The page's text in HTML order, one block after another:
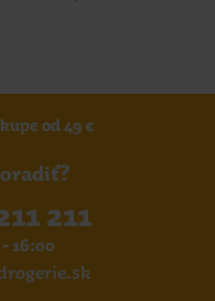
od 49 €
211
16:00